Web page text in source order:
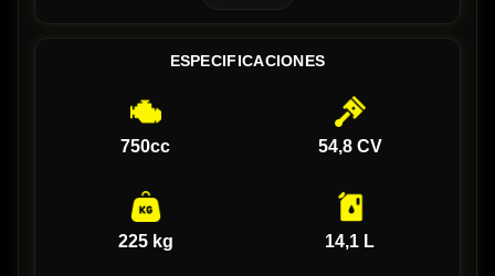
ESPECIFICACIONES
750cc 54,8 CV
225 kg 14,1 L